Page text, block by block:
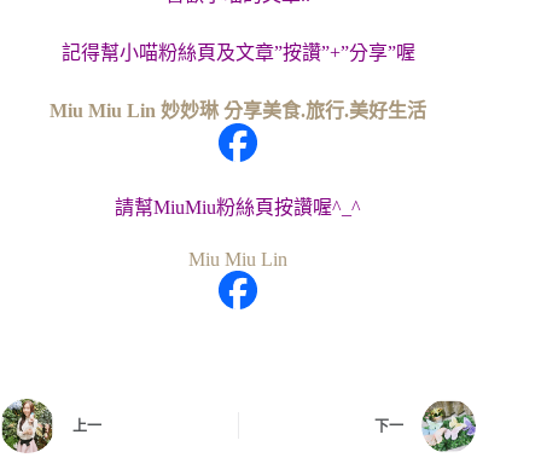
記得幫小喵粉絲頁及文章”按讚”+”分享”喔
Miu Miu Lin 妙妙琳 分享美食.旅行.美好生活
請幫MiuMiu粉絲頁按讚喔^_^
Miu Miu Lin
上一 下一